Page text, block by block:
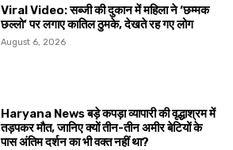
Viral Video: सब्जी की दुकान में महिला ने ‘छम्मक
छल्लो’ पर लगाए कातिल ठुमके, देखते रह गए लोग
August 6, 2026
Haryana News बड़े कपड़ा व्यापारी की वृद्धाश्रम में
तड़पकर मौत, जानिए क्यों तीन-तीन अमीर बेटियों के
पास अंतिम दर्शन का भी वक्त नहीं था?